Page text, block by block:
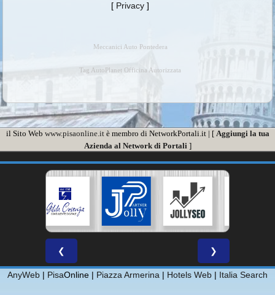
[ Privacy ]
Meccanici Auto Pontedera
Tag AutoPlanet Officina Autorizzata
il Sito Web www.pisaonline.itè membro di NetworkPortali.it | [ Aggiungi la tua
Azienda al Network di Portali ]
❮ ❯
AnyWeb | PisaOnline | Piazza Armerina | Hotels Web | Italia Search